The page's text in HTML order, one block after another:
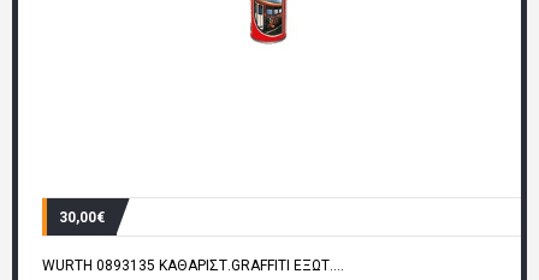
30,00€
WURTH 0893135 ΚΑΘΑΡΙΣΤ.GRAFFITI ΕΞΩΤ....